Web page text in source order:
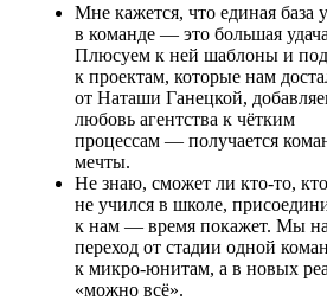
Мне кажется, что единая база
в команде — это большая
Плюсуем к ней шаблоны и
к проектам, которые нам
от Наташи Ганецкой,
любовь агентства к чётким
процессам — получается
мечты.
Не знаю, сможет ли кто-то, кто
не учился в школе,
к нам — время покажет. Мы
переход от стадии одной
к микро-юнитам, а в новых
«можно всё».